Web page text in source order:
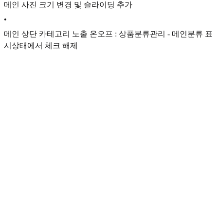
메인 사진 크기 변경 및 슬라이딩 추가
•
메인 상단 카테고리 노출 온오프 : 상품분류관리 - 메인분류 표
시상태에서 체크 해제